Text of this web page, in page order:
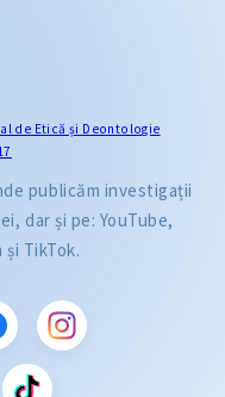
de Etică și Deontologie
publicăm investigații
dar și pe: YouTube,
TikTok.